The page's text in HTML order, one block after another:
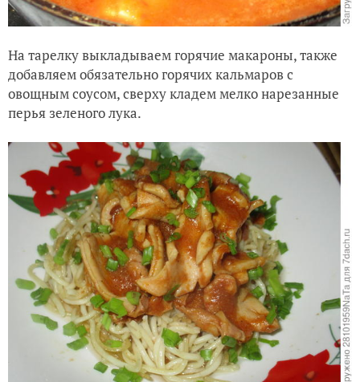
На тарелку выкладываем горячие макароны, также
добавляем обязательно горячих кальмаров с
овощным соусом, сверху кладем мелко нарезанные
перья зеленого лука.